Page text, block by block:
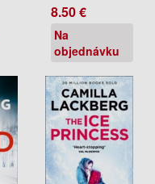
8.50 €
Na
objednávku